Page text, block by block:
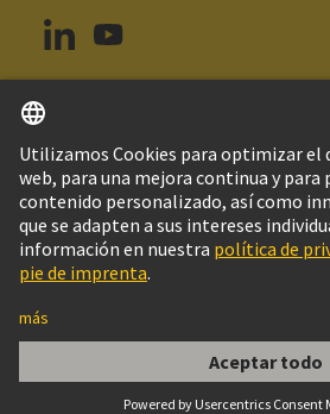
har-modular P module male
Brasil Español
© Grupo Tecnológico HARTING
Configuración de cookies